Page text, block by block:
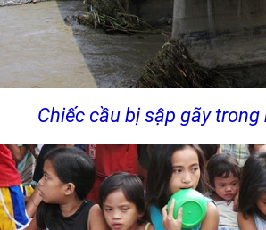
Chiếc cầu bị sập gãy trong